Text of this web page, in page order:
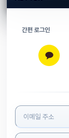
간편 로그인
로그인 정보 입력